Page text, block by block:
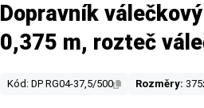
Dopravník
0,375 m, rozteč
Kód: DP RG04-37,5/500 Rozměry: